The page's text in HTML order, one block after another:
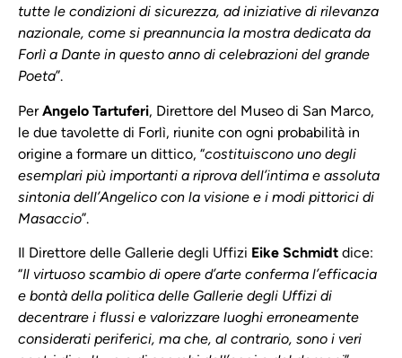
tutte le condizioni di sicurezza, ad iniziative di rilevanza
nazionale, come si preannuncia la mostra dedicata da
Forlì a Dante in questo anno di celebrazioni del grande
Poeta”.
PerAngelo Tartuferi, Direttore del Museo di San Marco,
le due tavolette di Forlì, riunite con ogni probabilità in
origine a formare un dittico, “costituiscono uno degli
esemplari più importanti a riprova dell’intima e assoluta
sintonia dell’Angelico con la visione e i modi pittorici di
Masaccio”.
Il Direttore delle Gallerie degli Uffizi Eike Schmidt dice:
“Il virtuoso scambio di opere d’arte conferma l’efficacia
e bontà della politica delle Gallerie degli Uffizi di
decentrare i flussi e valorizzare luoghi erroneamente
considerati periferici, ma che, al contrario, sono i veri